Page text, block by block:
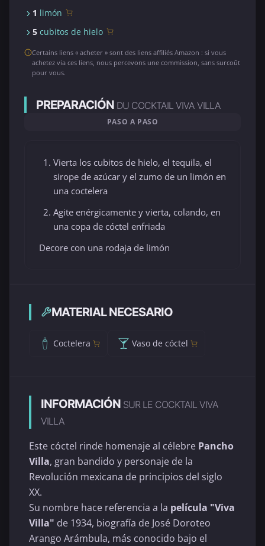
1 limón
5 cubitos de hielo
Certains liens « acheter » sont des liens affiliés Amazon : si vous
achetez via ces liens, nous percevons une commission, sans surcoût
pour vous.
PREPARACIÓN DU COCKTAIL VIVA VILLA
PASO A PASO
Vierta los cubitos de hielo, el tequila, el
sirope de azúcar y el zumo de un limón en
una coctelera
Agite enérgicamente y vierta, colando, en
una copa de cóctel enfriada
Decore con una rodaja de limón
MATERIAL NECESARIO
Coctelera Vaso de cóctel
INFORMACIÓN SUR LE COCKTAIL VIVA
VILLA
Este cóctel rinde homenaje al célebre Pancho
Villa, gran bandido y personaje de la
Revolución mexicana de principios del siglo
XX.
Su nombre hace referencia a la película "Viva
Villa" de 1934, biografía de José Doroteo
Arango Arámbula, más conocido bajo el